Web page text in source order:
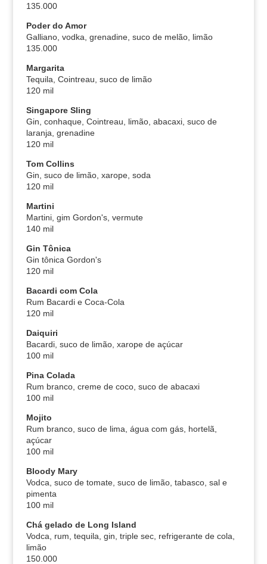
135.000
Poder do Amor
Galliano, vodka, grenadine, suco de melão, limão
135.000
Margarita
Tequila, Cointreau, suco de limão
120 mil
Singapore Sling
Gin, conhaque, Cointreau, limão, abacaxi, suco de
laranja, grenadine
120 mil
Tom Collins
Gin, suco de limão, xarope, soda
120 mil
Martini
Martini, gim Gordon's, vermute
140 mil
Gin Tônica
Gin tônica Gordon's
120 mil
Bacardi com Cola
Rum Bacardi e Coca-Cola
120 mil
Daiquiri
Bacardi, suco de limão, xarope de açúcar
100 mil
Pina Colada
Rum branco, creme de coco, suco de abacaxi
100 mil
Mojito
Rum branco, suco de lima, água com gás, hortelã,
açúcar
100 mil
Bloody Mary
Vodca, suco de tomate, suco de limão, tabasco, sal e
pimenta
100 mil
Chá gelado de Long Island
Vodca, rum, tequila, gin, triple sec, refrigerante de cola,
limão
150.000